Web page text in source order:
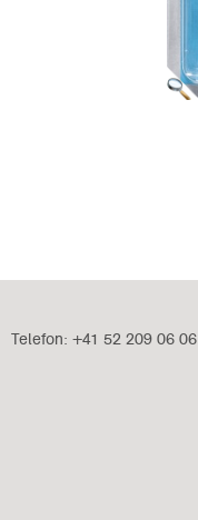
Telefon: +41 52 209 06 06